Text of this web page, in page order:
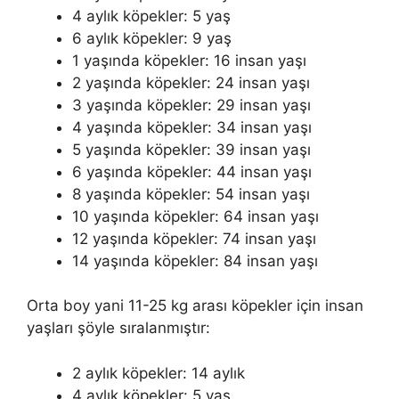
4 aylık köpekler: 5 yaş
6 aylık köpekler: 9 yaş
1 yaşında köpekler: 16 insan yaşı
2 yaşında köpekler: 24 insan yaşı
3 yaşında köpekler: 29 insan yaşı
4 yaşında köpekler: 34 insan yaşı
5 yaşında köpekler: 39 insan yaşı
6 yaşında köpekler: 44 insan yaşı
8 yaşında köpekler: 54 insan yaşı
10 yaşında köpekler: 64 insan yaşı
12 yaşında köpekler: 74 insan yaşı
14 yaşında köpekler: 84 insan yaşı
Orta boy yani 11-25 kg arası köpekler için insan
yaşları şöyle sıralanmıştır:
2 aylık köpekler: 14 aylık
4 aylık köpekler: 5 yaş